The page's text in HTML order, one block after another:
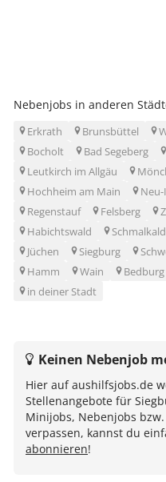
Nebenjobs in anderen
Erkrath Brunsbüttel
Bocholt
Bad Segeberg
Leutkirch im Allgäu
Hochheim am Main
Regenstauf
Felsberg
Habichtswald
Jüchen
Siegburg
Hamm
Wain Bedburg
in deiner Stadt
Keinen Nebenjob
Hier auf aushilfsjobs.de
Stellenangebote für
Minijobs, Nebenjobs
verpassen, kannst du
abonnieren!